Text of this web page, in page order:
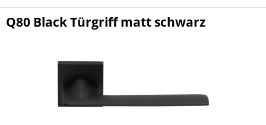
Q80 Black Türgriff matt schwarz